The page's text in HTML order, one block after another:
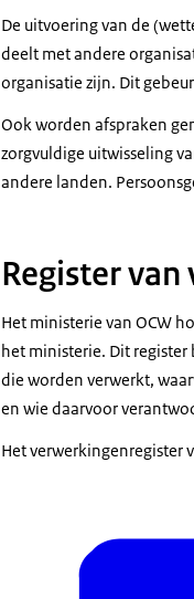
De uitvoering van de
deelt met andere
organisatie zijn. Dit
Ook worden afspraken
zorgvuldige uitwisseling
andere landen.
Register
Het ministerie van OCW
het ministerie. Dit
die worden verwerkt,
en wie daarvoor
Het verwerkingenregister